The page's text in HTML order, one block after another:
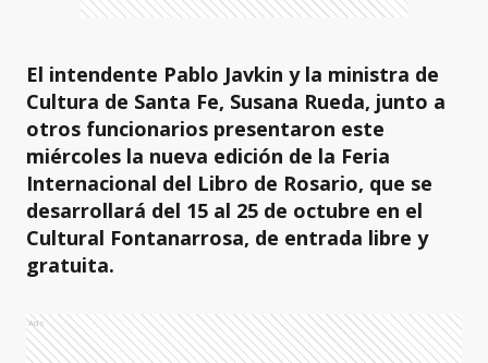
El intendente Pablo Javkin y la ministra de
Cultura de Santa Fe, Susana Rueda, junto a
otros funcionarios presentaron este
miércoles la nueva edición de la Feria
Internacional del Libro de Rosario, que se
desarrollará del 15 al 25 de octubre en el
Cultural Fontanarrosa, de entrada libre y
gratuita.
Ads